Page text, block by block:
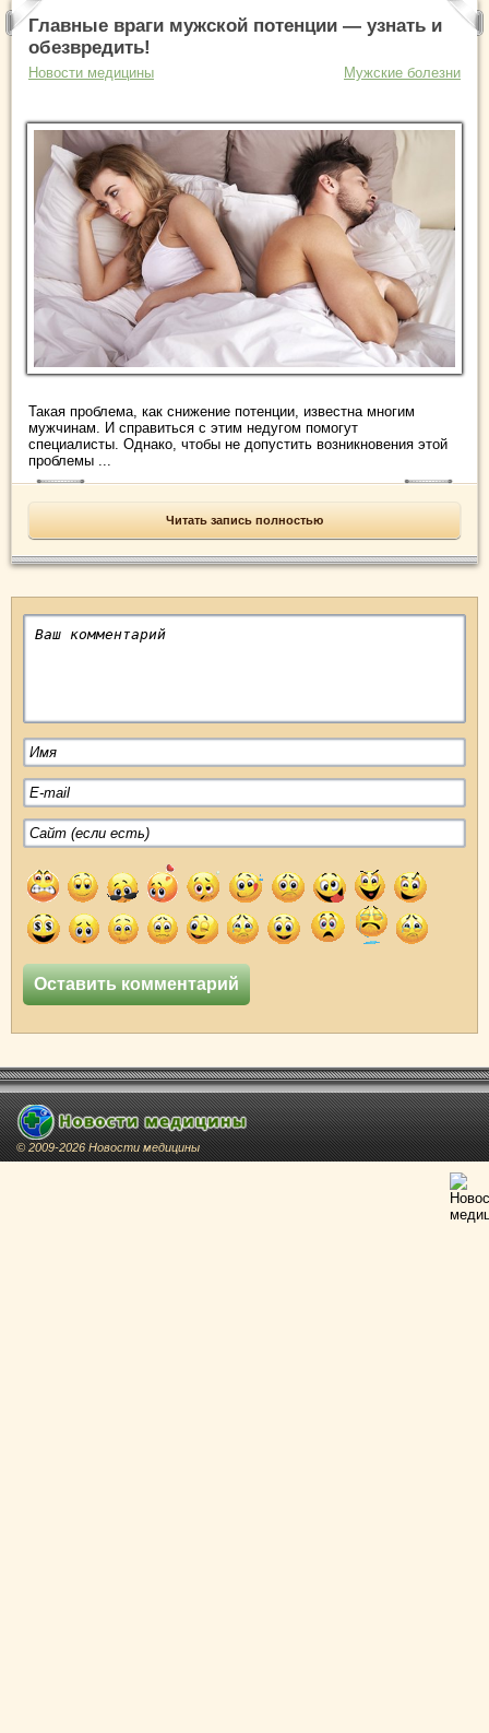
Главные враги мужской потенции — узнать и
обезвредить!
Новости медицины Мужские болезни
Такая проблема, как снижение потенции, известна многим
мужчинам. И справиться с этим недугом помогут
специалисты. Однако, чтобы не допустить возникновения этой
проблемы ...
Читать запись полностью
© 2009-2026 Новости медицины